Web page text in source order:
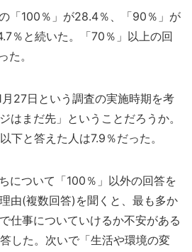
「100％」が28.4％、「90％」が
％と続いた。「70％」以上の回
た。
27日という調査の実施時期を考
はまだ先」ということだろうか。
下と答えた人は7.9％だった。
について「100％」以外の回答を
由(複数回答)を聞くと、最も多か
仕事についていけるか不安がある
した。次いで「生活や環境の変